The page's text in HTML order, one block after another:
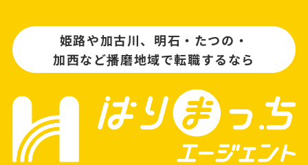
姫路や加古川、明石・たつの・
加西など播磨地域で転職するなら